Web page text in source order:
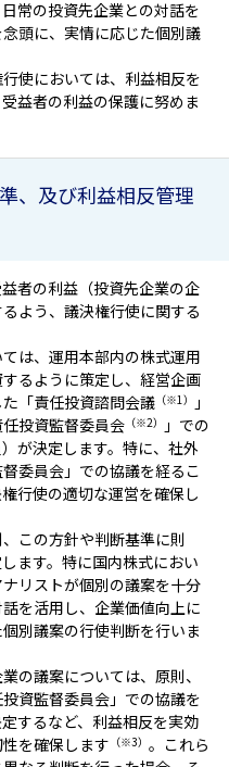
常の投資先企業との対話を
頭に、実情に応じた個別議
使においては、利益相反を
益者の利益の保護に努めま
、及び利益相反管理
者の利益（投資先企業の企
よう、議決権行使に関する
は、運用本部内の株式運用
るように策定し、経営企画
「責任投資諮問会議 （※1）
」
投資監督委員会 （※2）
」での
が決定します。特に、社外
委員会」での協議を経るこ
行使の適切な運営を確保し
この方針や判断基準に則
ます。特に国内株式におい
リストが個別の議案を十分
を活用し、企業価値向上に
別議案の行使判断を行いま
の議案については、原則、
資監督委員会」での協議を
するなど、利益相反を実効
を確保します （※3） 。これら